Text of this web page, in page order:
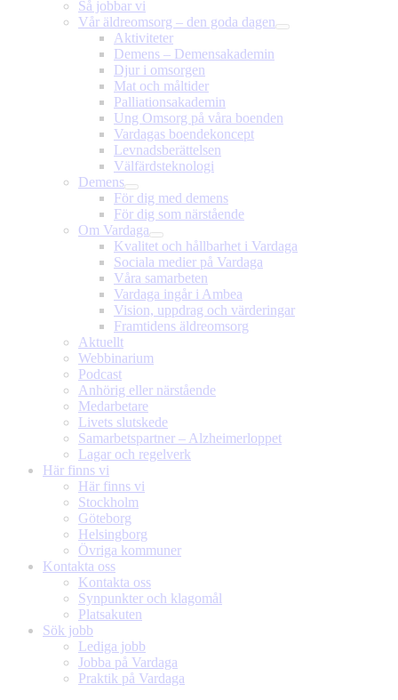
Så jobbar vi
Vår äldreomsorg – den goda dagen
Aktiviteter
Demens – Demensakademin
Djur i omsorgen
Mat och måltider
Palliationsakademin
Ung Omsorg på våra boenden
Vardagas boendekoncept
Levnadsberättelsen
Välfärdsteknologi
Demens
För dig med demens
För dig som närstående
Om Vardaga
Kvalitet och hållbarhet i Vardaga
Sociala medier på Vardaga
Våra samarbeten
Vardaga ingår i Ambea
Vision, uppdrag och värderingar
Framtidens äldreomsorg
Aktuellt
Webbinarium
Podcast
Anhörig eller närstående
Medarbetare
Livets slutskede
Samarbetspartner – Alzheimerloppet
Lagar och regelverk
Här finns vi
Här finns vi
Stockholm
Göteborg
Helsingborg
Övriga kommuner
Kontakta oss
Kontakta oss
Synpunkter och klagomål
Platsakuten
Sök jobb
Lediga jobb
Jobba på Vardaga
Praktik på Vardaga